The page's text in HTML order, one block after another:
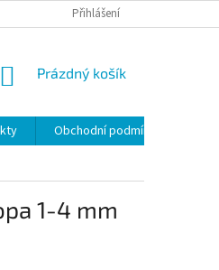
Přihlášení
NÁKUPNÍ
Prázdný košík
Obchodní podmínky
1-4 mm